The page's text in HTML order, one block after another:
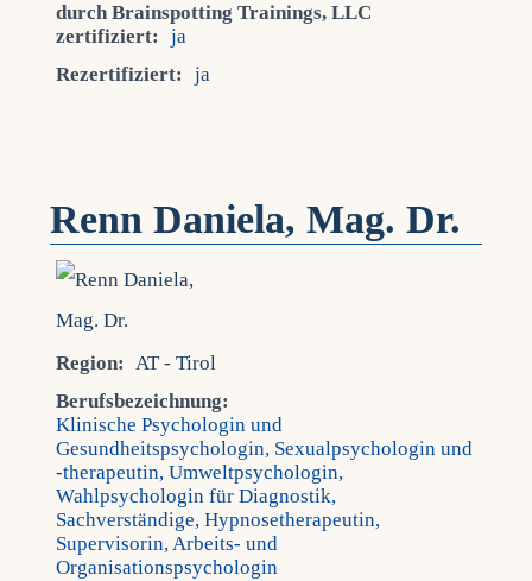
durch Brainspotting Trainings, LLC
zertifiziert:
ja
Rezertifiziert:
ja
Renn Daniela, Mag. Dr.
Region: AT - Tirol
Berufsbezeichnung:
Klinische Psychologin und
Gesundheitspsychologin, Sexualpsychologin und
-therapeutin, Umweltpsychologin,
Wahlpsychologin für Diagnostik,
Sachverständige, Hypnosetherapeutin,
Supervisorin, Arbeits- und
Organisationspsychologin